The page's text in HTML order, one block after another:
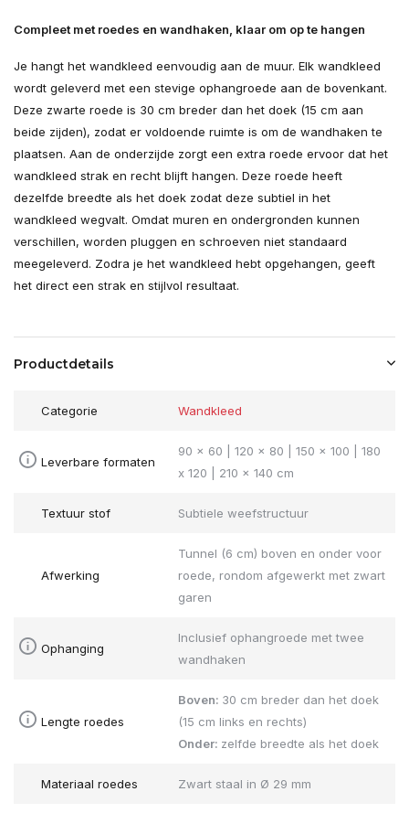
Compleet met roedes en wandhaken, klaar om op te hangen
Je hangt het wandkleed eenvoudig aan de muur. Elk wandkleed
wordt geleverd met een stevige ophangroede aan de bovenkant.
Deze zwarte roede is 30 cm breder dan het doek (15 cm aan
beide zijden), zodat er voldoende ruimte is om de wandhaken te
plaatsen. Aan de onderzijde zorgt een extra roede ervoor dat het
wandkleed strak en recht blijft hangen. Deze roede heeft
dezelfde breedte als het doek zodat deze subtiel in het
wandkleed wegvalt. Omdat muren en ondergronden kunnen
verschillen, worden pluggen en schroeven niet standaard
meegeleverd. Zodra je het wandkleed hebt opgehangen, geeft
het direct een strak en stijlvol resultaat.
Productdetails
Categorie Wandkleed
Leverbare formaten
90 x 60 | 120 x 80 | 150 x 100 | 180
x 120 | 210 x 140 cm
Textuur stof Subtiele weefstructuur
Afwerking
Tunnel (6 cm) boven en onder voor
roede, rondom afgewerkt met zwart
garen
Ophanging
Inclusief ophangroede met twee
wandhaken
Lengte roedes
Boven: 30 cm breder dan het doek
(15 cm links en rechts)
Onder: zelfde breedte als het doek
Materiaal roedes Zwart staal in Ø 29 mm